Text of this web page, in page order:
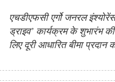
एचडीएफसी एर्गो जनरल
ड्राइव’ कार्यक्रम के शुभारंभ
लिए दूरी आधारित बीमा प्रदान